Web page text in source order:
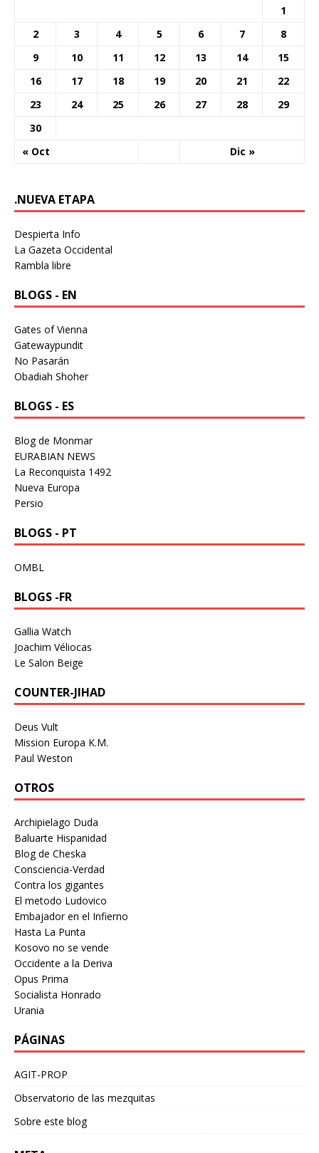
« Oct Dic »
1
2
3 4 5 6 7
8
9
10 11 12 13 14
15
16
17 18 19 20 21
22
23
24 25 26 27 28
29
30
.NUEVA ETAPA
Despierta Info
La Gazeta Occidental
Rambla libre
BLOGS - EN
Gates of Vienna
Gatewaypundit
No Pasarán
Obadiah Shoher
BLOGS - ES
Blog de Monmar
EURABIAN NEWS
La Reconquista 1492
Nueva Europa
Persio
BLOGS - PT
OMBL
BLOGS -FR
Gallia Watch
Joachim Véliocas
Le Salon Beige
COUNTER-JIHAD
Deus Vult
Mission Europa K.M.
Paul Weston
OTROS
Archipielago Duda
Baluarte Hispanidad
Blog de Cheska
Consciencia-Verdad
Contra los gigantes
El metodo Ludovico
Embajador en el Infierno
Hasta La Punta
Kosovo no se vende
Occidente a la Deriva
Opus Prima
Socialista Honrado
Urania
PÁGINAS
AGIT-PROP
Observatorio de las mezquitas
Sobre este blog